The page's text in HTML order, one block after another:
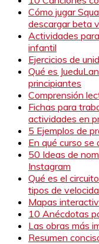
Cómo jugar
descargar beta
Actividades
infantil
Ejercicios de
Qué es
principiantes
Comprensión
Fichas para
actividades en
5 Ejemplos de
En qué curso se
50 Ideas de
Instagram
Qué es el
tipos de
Mapas
10 Anécdotas
Las obras más
Resumen